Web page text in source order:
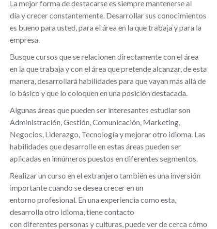
La mejor forma de destacarse es siempre mantenerse al
día y crecer constantemente. Desarrollar sus conocimientos
es bueno para usted, para el área en la que trabaja y para la
empresa.
Busque cursos que se relacionen directamente con el área
en la que trabaja y con el área que pretende alcanzar, de esta
manera, desarrollará habilidades para que vayan más allá de
lo básico y que lo coloquen en una posición destacada.
Algunas áreas que pueden ser interesantes estudiar son
Administración, Gestión, Comunicación, Marketing,
Negocios, Liderazgo, Tecnología y mejorar otro idioma. Las
habilidades que desarrolle en estas áreas pueden ser
aplicadas en innúmeros puestos en diferentes segmentos.
Realizar un curso en el extranjero también es una inversión
importante cuando se desea crecer en un
entorno profesional. En una experiencia como esta,
desarrolla otro idioma, tiene contacto
con diferentes personas y culturas, puede ver de cerca cómo